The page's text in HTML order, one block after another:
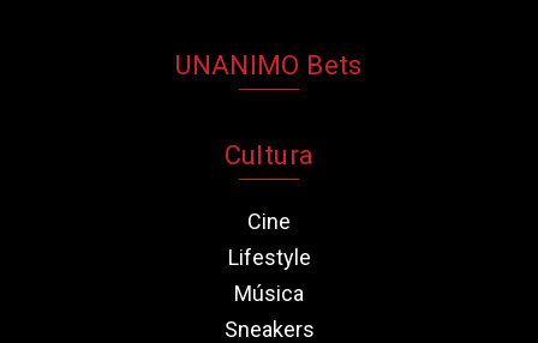
UNANIMO Bets
Cultura
Cine
Lifestyle
Música
Sneakers